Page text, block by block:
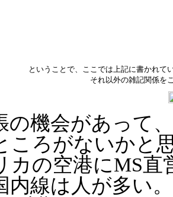
ということで、ここでは上記に書かれて
それ以外の雑記関係を
機会があって、
ころがないかと
カの空港にMS
内線は人が多い